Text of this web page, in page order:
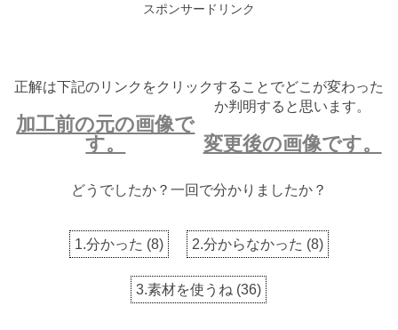
スポンサードリンク
正解は下記のリンクをクリックすることでどこが変わった
か判明すると思います。
加工前の元の画像で
す。
変更後の画像です。
どうでしたか？一回で分かりましたか？
1.分かった (8) 2.分からなかった (8)
3.素材を使うね (36)